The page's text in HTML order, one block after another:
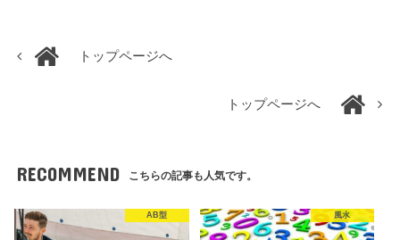
トップページへ
トップページへ
RECOMMEND こちらの記事も人気です。
AB型 風水